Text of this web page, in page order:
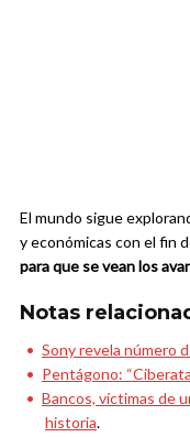
El mundo sigue
y económicas con el fin
para que se vean los
Notas
Sony revela número
Pentágono:
Bancos, víctimas de
historia.